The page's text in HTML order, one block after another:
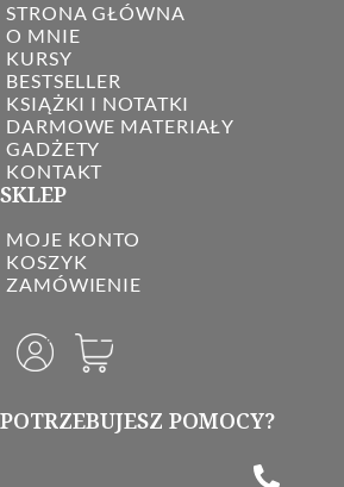
STRONA GŁÓWNA
O MNIE
KURSY
BESTSELLER
KSIĄŻKI I NOTATKI
DARMOWE MATERIAŁY
GADŻETY
KONTAKT
SKLEP
MOJE KONTO
KOSZYK
ZAMÓWIENIE
POTRZEBUJESZ POMOCY?